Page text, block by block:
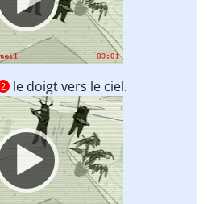
2
le doigt vers le ciel.
Video
Player